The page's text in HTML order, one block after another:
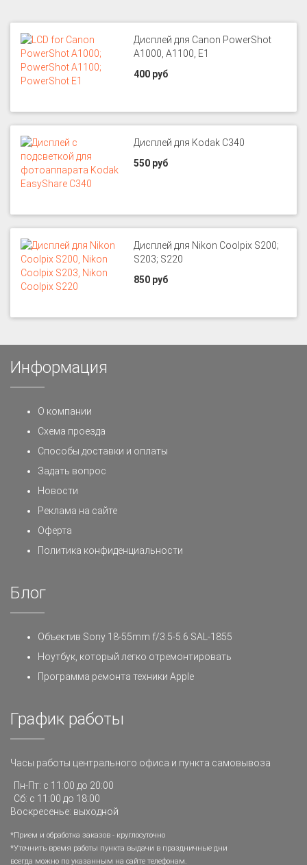
Дисплей для Canon PowerShot
A1000, A1100, E1
400 руб
Дисплей для Kodak C340
550 руб
Дисплей для Nikon Coolpix S200;
S203; S220
850 руб
Информация
О компании
Схема проезда
Способы доставки и оплаты
Задать вопрос
Новости
Реклама на сайте
Оферта
Политика конфиденциальности
Блог
Объектив Sony 18-55mm f/3.5-5.6 SAL-1855
Ноутбук, который легко отремонтировать
Программа ремонта техники Apple
График работы
Часы работы центрального офиса и пункта самовывоза
Пн-Пт: с 11:00 до 20:00
Сб: с 11:00 до 18:00
Воскресенье: выходной
*Прием и обработка заказов - круглосуточно
*Уточнить время работы пункта выдачи в праздничные дни
всегда можно по указанным на сайте телефонам.